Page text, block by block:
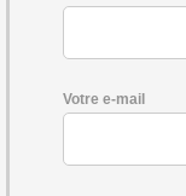
Votre e-mail